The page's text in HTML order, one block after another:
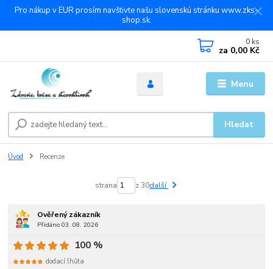
Pro nákup v EUR prosím navštivte našu slovenskú stránku www.zks-
shop.sk.
Menu
Hledat
0 ks
za 0,00 Kč
Úvod Recenze
strana z 30další
Ověřený zákazník
Přidáno 03. 08. 2026
100 %
dodací lhůta